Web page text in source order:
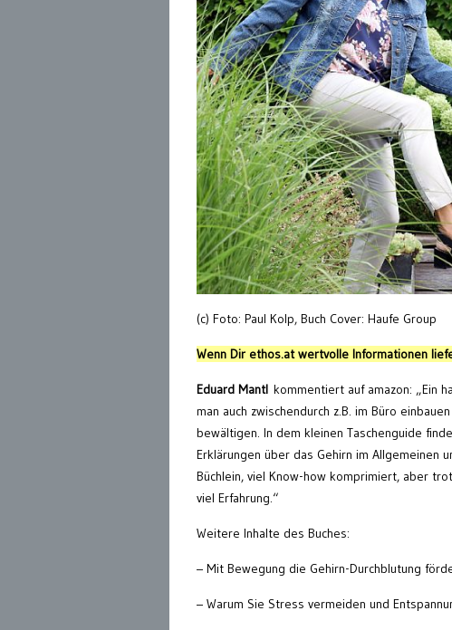
(c) Foto: Paul Kolp, Buch Cover: Haufe Group
Wenn Dir ethos.at wertvolle Informationen
Eduard Mantl kommentiert auf amazon: „Ein
man auch zwischendurch z.B. im Büro
bewältigen. In dem kleinen Taschenguide
Erklärungen über das Gehirn im Allgemeinen
Büchlein, viel Know-how komprimiert, aber
viel Erfahrung.“
Weitere Inhalte des Buches:
– Mit Bewegung die Gehirn-Durchblutung
– Warum Sie Stress vermeiden und